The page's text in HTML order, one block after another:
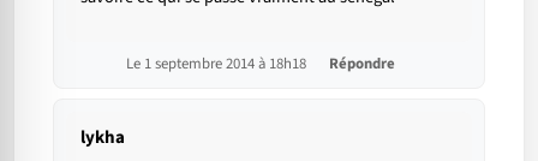
Le 1 septembre 2014 à 18h18 Répondre
lykha